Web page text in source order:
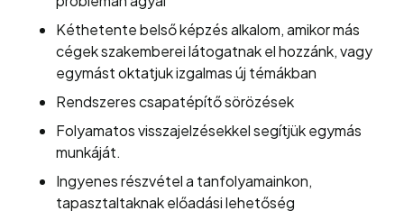
Kéthetente belső képzés alkalom, amikor más
cégek szakemberei látogatnak el hozzánk, vagy
egymást oktatjuk izgalmas új témákban
Rendszeres csapatépítő sörözések
Folyamatos visszajelzésekkel segítjük egymás
munkáját.
Ingyenes részvétel a tanfolyamainkon,
tapasztaltaknak előadási lehetőség